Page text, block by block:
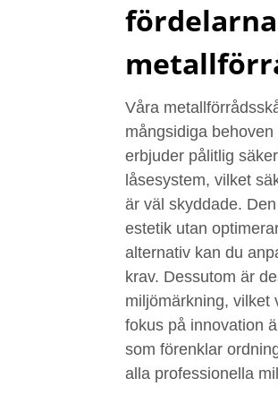
Våra
mångsidiga
erbjuder pålitlig
låsesystem, vilket
är väl skyddade.
estetik utan
alternativ kan du
krav. Dessutom är
miljömärkning, vilket
fokus på innovation
som förenklar
alla professionella